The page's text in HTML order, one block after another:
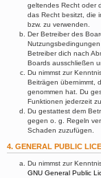
geltendes Recht oder
das Recht besitzt, die
bzw. zu verwenden.
Der Betreiber des
Betreiber dich nach
Boards ausschließen
Du nimmst zur
Beiträgen übernimmt,
genommen hat. Du
Funktionen jederzeit
Du gestattest dem
gegen o. g. Regeln
Schaden zuzufügen.
4. GENERAL PUBLIC
Du nimmst zur
GNU General Public